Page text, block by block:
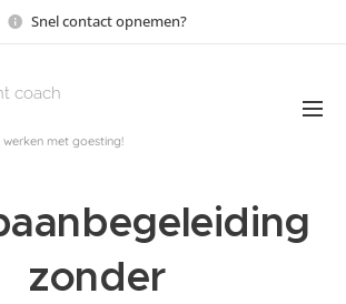
Snel contact opnemen?
coach
met goesting!
zonder